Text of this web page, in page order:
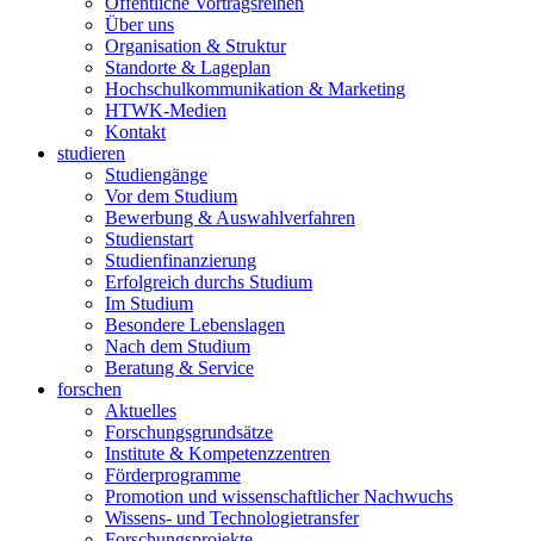
Über uns
Organisation & Struktur
Standorte & Lageplan
Hochschulkommunikation & Marketing
HTWK-Medien
Kontakt
studieren
Studiengänge
Vor dem Studium
Bewerbung & Auswahlverfahren
Studienstart
Studienfinanzierung
Erfolgreich durchs Studium
Im Studium
Besondere Lebenslagen
Nach dem Studium
Beratung & Service
forschen
Aktuelles
Forschungsgrundsätze
Institute & Kompetenzzentren
Förderprogramme
Promotion und wissenschaftlicher Nachwuchs
Wissens- und Technologietransfer